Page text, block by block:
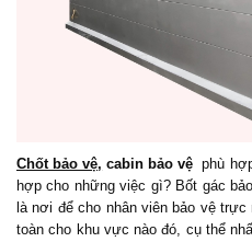
Chốt bảo vệ, cabin bảo vệ phù
hợp cho những việc gì? Bốt gác
là nơi để cho nhân viên bảo vệ
toàn cho khu vực nào đó, cụ thể